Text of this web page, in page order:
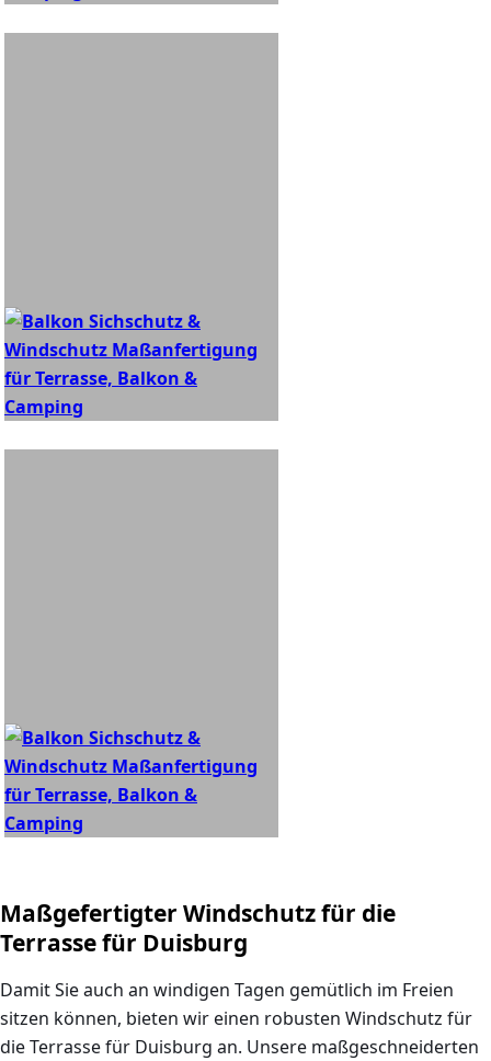
Maßgefertigter Windschutz für die
Terrasse für Duisburg
Damit Sie auch an windigen Tagen gemütlich im Freien
sitzen können, bieten wir einen robusten Windschutz für
die Terrasse für Duisburg an. Unsere maßgeschneiderten